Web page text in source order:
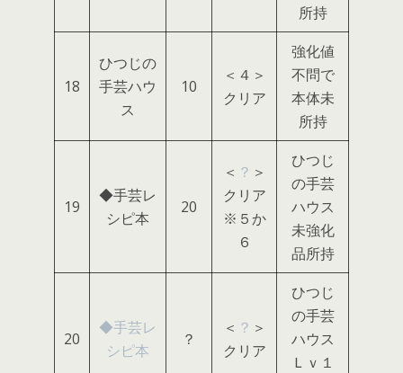
所持
18
ひつじの
手芸ハウ
ス
10
＜４＞
クリア
強化値
不問で
本体未
所持
19
◆手芸レ
シピ本
20
＜ ？ ＞
クリア
※５か
６
ひつじ
の手芸
ハウス
未強化
品所持
20
◆手芸レ
シピ本
？
＜ ？ ＞
クリア
ひつじ
の手芸
ハウス
Ｌｖ１